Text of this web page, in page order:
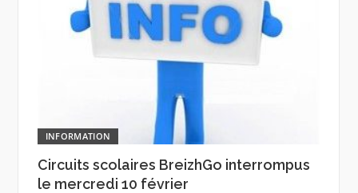
INFORMATION
Circuits scolaires BreizhGo interrompus
le mercredi 10 février